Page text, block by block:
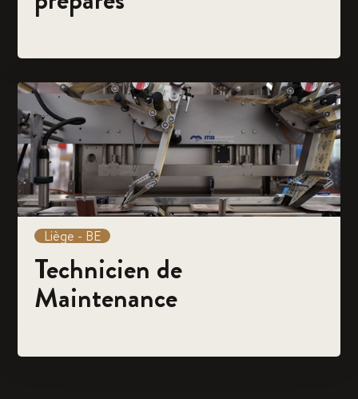
Liège - BE
Technicien de
Maintenance